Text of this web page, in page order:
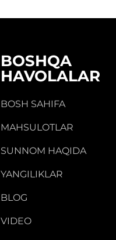
BOSHQA
HAVOLALAR
BOSH SAHIFA
MAHSULOTLAR
SUNNOM HAQIDA
YANGILIKLAR
BLOG
VIDEO